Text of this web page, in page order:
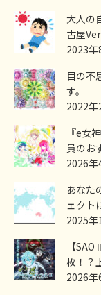
大人の
古屋
2023年
目の不
す。
2022年
『e女
員のお
2026年
あなた
ェクト
2025年
【
枚！？
2026年